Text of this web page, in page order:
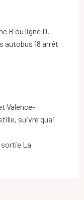
B ou ligne D,
autobus 18 arrêt
Valence-
suivre quai
sortie La